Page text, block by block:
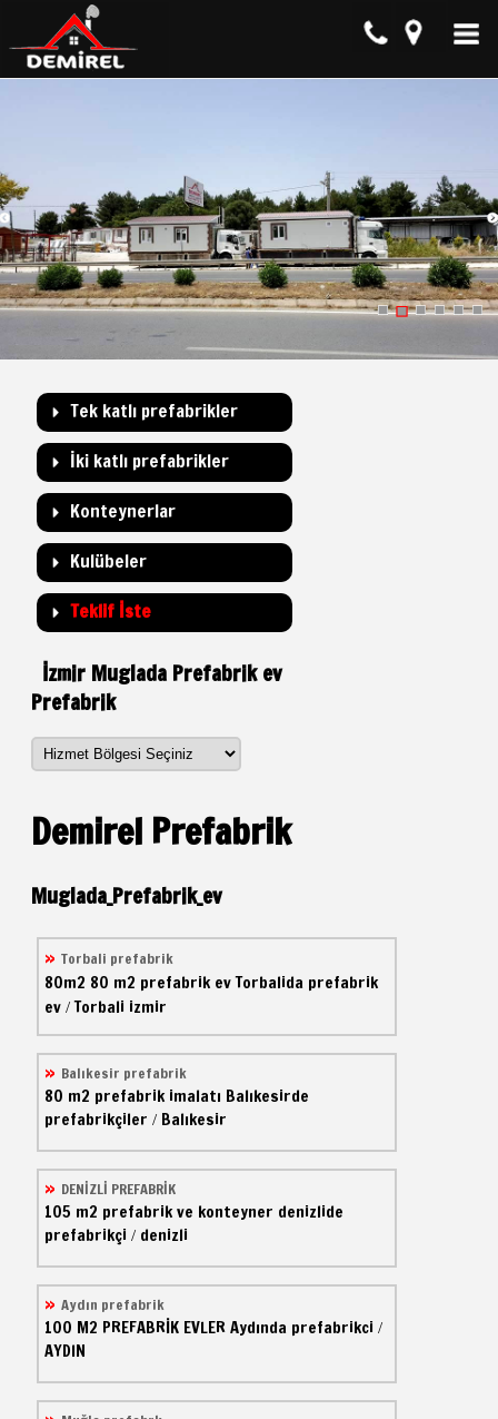
Tek katlı prefabrikler
İki katlı prefabrikler
Konteynerlar
Kulübeler
Teklif İste
İzmir Muglada Prefabrik ev
Prefabrik
Demirel Prefabrik
Muglada_Prefabrik_ev
Torbali prefabrik
80m2 80 m2 prefabrik evTorbalida prefabrik
ev/Torbali izmir
Balıkesir prefabrik
80 m2 prefabrik imalatı Balıkesirde
prefabrikçiler / Balıkesir
DENİZLİ PREFABRİK
105 m2 prefabrik ve konteyner denizlide
prefabrikçi / denizli
Aydın prefabrik
100 M2 PREFABRİK EVLERAydında prefabrikci /
AYDIN